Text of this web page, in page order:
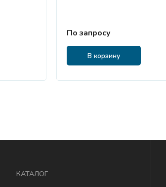
По запросу
В корзину
КАТАЛОГ